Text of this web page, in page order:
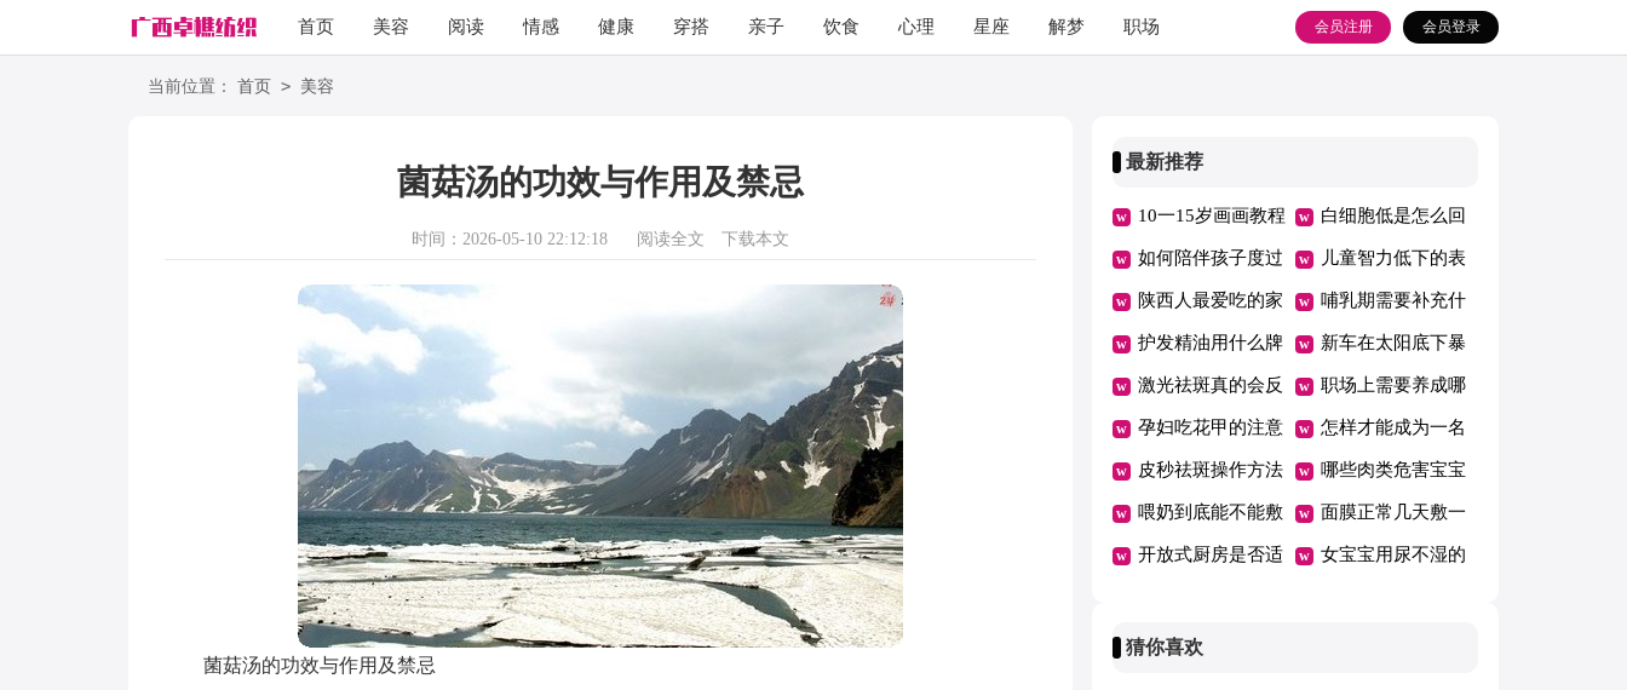
首页 美容 阅读 情感 健康 穿搭 亲子 饮食 心理 星座 解梦 职场
励志
会员登录
会员注册
当前位置： 首页 > 美容
菌菇汤的功效与作用及禁忌
时间：2026-05-10 22:12:18 阅读全文 下载本文
菌菇汤的功效与作用及禁忌
最新推荐
10一15岁画画教程
风景
白细胞低是怎么回
事
如何陪伴孩子度过
青春叛逆期
儿童智力低下的表
现特征有哪些
陕西人最爱吃的家
常菜
哺乳期需要补充什
么
护发精油用什么牌
子的好
新车在太阳底下暴
晒能除甲醛吗
激光祛斑真的会反
弹吗
职场上需要养成哪
些良好习惯
孕妇吃花甲的注意
事项
怎样才能成为一名
优秀员工
皮秒祛斑操作方法 哪些肉类危害宝宝
健康
喂奶到底能不能敷
面膜
面膜正常几天敷一
次
开放式厨房是否适 女宝宝用尿不湿的
猜你喜欢